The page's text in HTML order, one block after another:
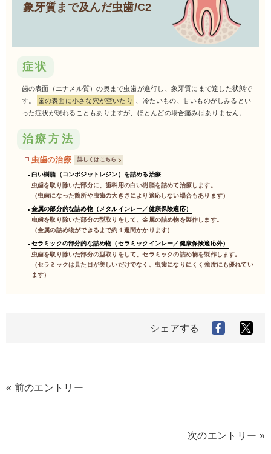
象牙質まで及んだ虫歯/C2
症状
歯の表面（エナメル質）の奥まで虫歯が進行し、象牙質にまで達した状態で
す。
歯の表面に小さな穴が空いたり
、冷たいもの、甘いものがしみるとい
った症状が現れることもありますが、ほとんどの場合痛みはありません。
治療方法
虫歯の治療 詳しくはこちら
白い樹脂（コンポジットレジン）を詰める治療
虫歯を取り除いた部分に、歯科用の白い樹脂を詰めて治療します。
（虫歯になった箇所や虫歯の大きさにより適応しない場合もあります）
金属の部分的な詰め物（メタルインレー／健康保険適応）
虫歯を取り除いた部分の型取りをして、金属の詰め物を製作します。
（金属の詰め物ができるまで約１週間かかります）
セラミックの部分的な詰め物（セラミックインレー／健康保険適応外）
虫歯を取り除いた部分の型取りをして、セラミックの詰め物を製作します。
（セラミックは見た目が美しいだけでなく、虫歯になりにくく強度にも優れてい
ます）
シェアする
« 前のエントリー
次のエントリー »